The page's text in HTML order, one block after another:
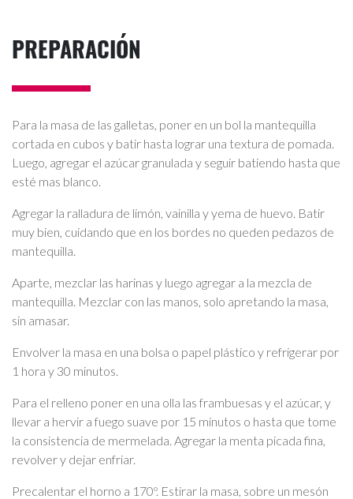
PREPARACIÓN
Para la masa de las galletas, poner en un bol la mantequilla
cortada en cubos y batir hasta lograr una textura de pomada.
Luego, agregar el azúcar granulada y seguir batiendo hasta que
esté mas blanco.
Agregar la ralladura de limón, vainilla y yema de huevo. Batir
muy bien, cuidando que en los bordes no queden pedazos de
mantequilla.
Aparte, mezclar las harinas y luego agregar a la mezcla de
mantequilla. Mezclar con las manos, solo apretando la masa,
sin amasar.
Envolver la masa en una bolsa o papel plástico y refrigerar por
1 hora y 30 minutos.
Para el relleno poner en una olla las frambuesas y el azúcar, y
llevar a hervir a fuego suave por 15 minutos o hasta que tome
la consistencia de mermelada. Agregar la menta picada fina,
revolver y dejar enfriar.
Precalentar el horno a 170º. Estirar la masa, sobre un mesón